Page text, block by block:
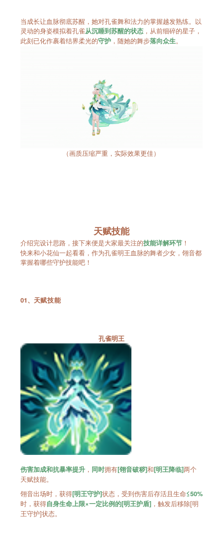
当成长让血脉彻底苏醒，她对孔雀舞和法力的掌握越发熟练。以
灵动的身姿模拟着孔雀从沉睡到苏醒的状态，从前细碎的星子，
此刻已化作裹着结界柔光的守护，随她的舞步落向众生。
（画质压缩严重，实际效果更佳）
天赋技能
介绍完设计思路，接下来便是大家最关注的技能详解环节！
快来和小花仙一起看看，作为孔雀明王血脉的舞者少女，翎音都
掌握着哪些守护技能吧！
01、 天赋技能
孔雀明王
伤害加成和抗暴率提升， 同时拥有[翎音破秽]和[明王降临]两个
天赋技能。
翎音出场时，获得[明王守护]状态，受到伤害后存活且生命≤50%
时，获得自身生命上限×一定比例的[明王护盾]，触发后移除[明
王守护]状态。